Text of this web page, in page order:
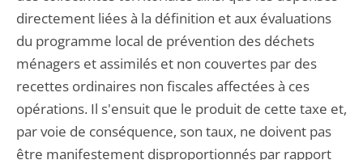
directement liées à la définition et aux évaluations
du programme local de prévention des déchets
ménagers et assimilés et non couvertes par des
recettes ordinaires non fiscales affectées à ces
opérations. Il s'ensuit que le produit de cette taxe et,
par voie de conséquence, son taux, ne doivent pas
être manifestement disproportionnés par rapport